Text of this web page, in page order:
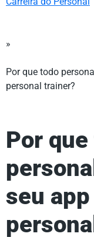
»
Por que todo
personal trainer?
Por
seu